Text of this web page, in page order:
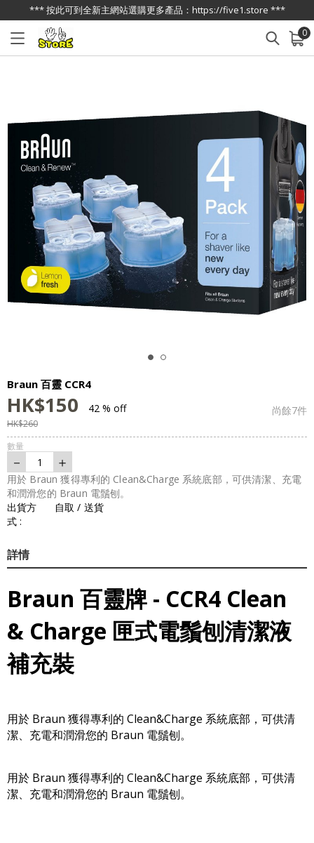
*** 按此可到全新主網站選購更多產品：https://five1.store ***
0
已加入購物車 查看
Braun 百靈 CCR4
HK$150 42 % off 尚餘7件
HK$260
數量
－ 1 ＋
用於 Braun 獲得專利的 Clean&Charge 系統底部，可供清潔、充電
和潤滑您的 Braun 電鬚刨。
出貨方
式 :
自取 / 送貨
詳情
Braun 百靈牌 - CCR4 Clean
& Charge 匣式電鬚刨清潔液
補充裝
用於 Braun 獲得專利的 Clean&Charge 系統底部，可供清
潔、充電和潤滑您的 Braun 電鬚刨。
用於 Braun 獲得專利的 Clean&Charge 系統底部，可供清
潔、充電和潤滑您的 Braun 電鬚刨。